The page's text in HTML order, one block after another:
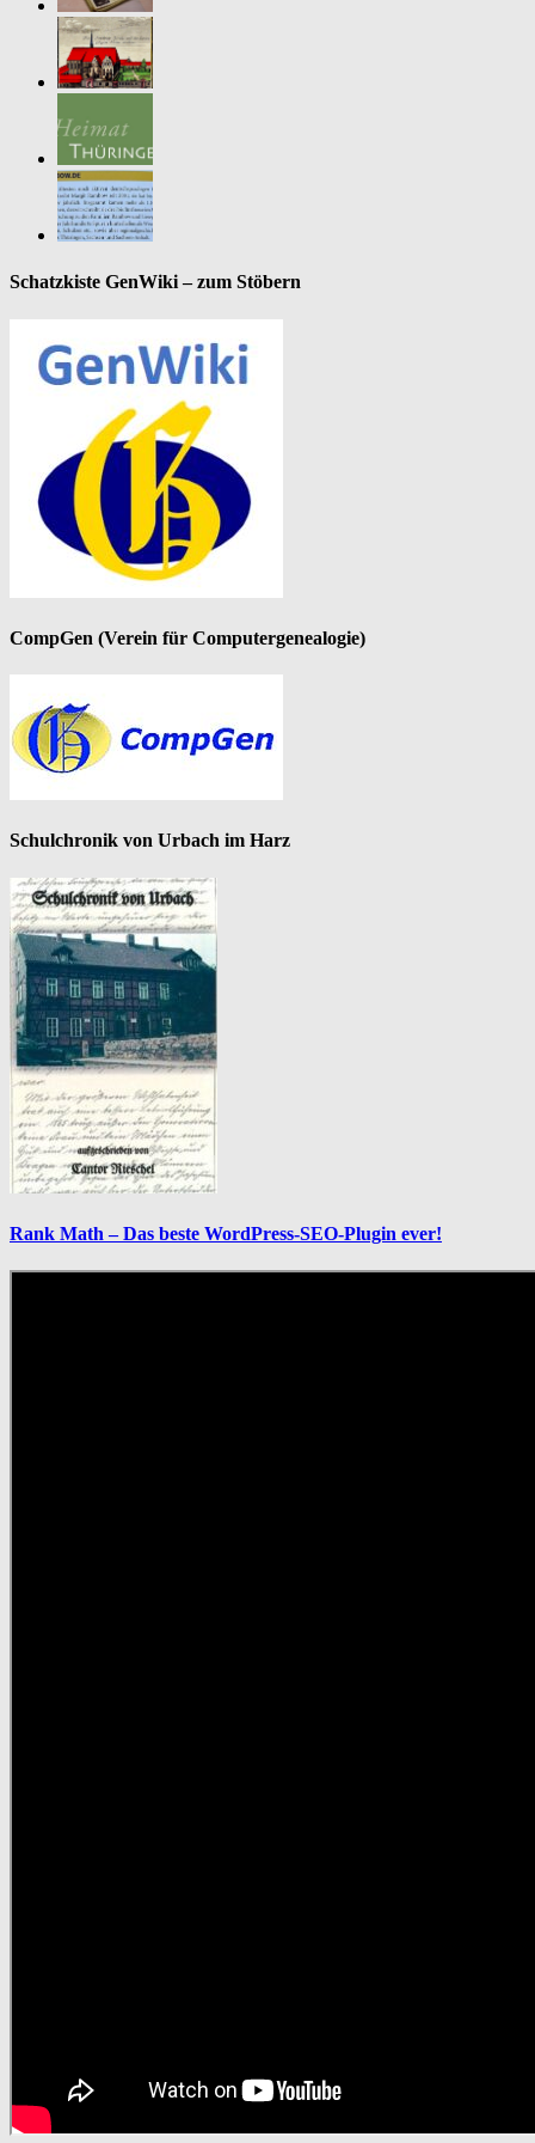
Schatzkiste GenWiki – zum Stöbern
CompGen (Verein für Computergenealogie)
Schulchronik von Urbach im Harz
Rank Math – Das beste WordPress-SEO-Plugin ever!